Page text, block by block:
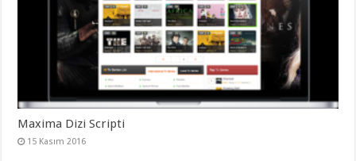
Maxima Dizi Scripti
15 Kasım 2016